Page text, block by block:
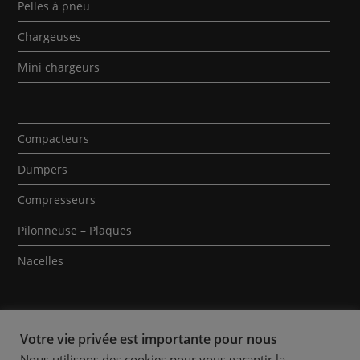
Pelles à pneu
Chargeuses
Mini chargeurs
Compacteurs
Dumpers
Compresseurs
Pilonneuse – Plaques
Nacelles
Votre vie privée est importante pour nous